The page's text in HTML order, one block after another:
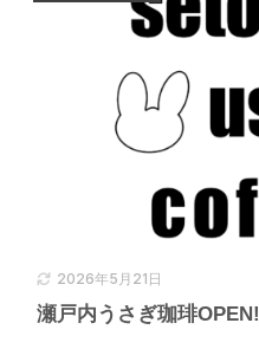
2026年5月21日
瀬戸内うさぎ珈琲OPEN!